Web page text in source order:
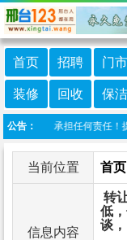
首页 招聘 门市
装修 回收 保洁
公告：
台123不承担任何责任！
当前位置 首页
信息内容
转
低
谈，